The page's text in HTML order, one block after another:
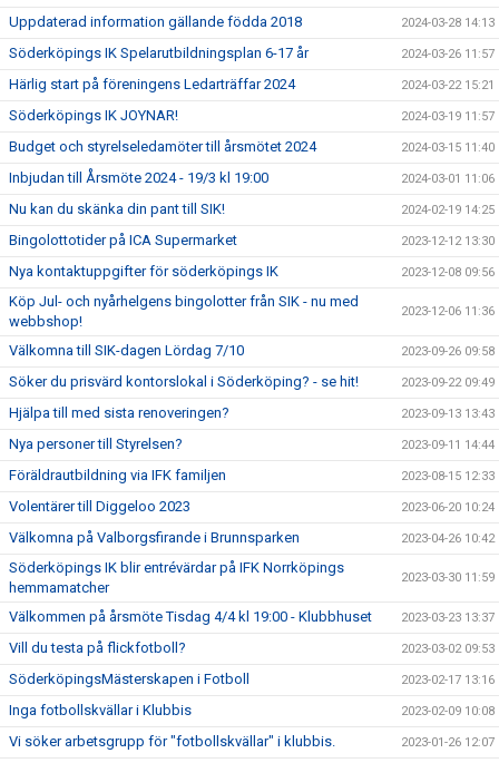
Uppdaterad information gällande födda 2018 2024-03-28 14:13
Söderköpings IK Spelarutbildningsplan 6-17 år 2024-03-26 11:57
Härlig start på föreningens Ledarträffar 2024 2024-03-22 15:21
Söderköpings IK JOYNAR! 2024-03-19 11:57
Budget och styrelseledamöter till årsmötet 2024 2024-03-15 11:40
Inbjudan till Årsmöte 2024 - 19/3 kl 19:00 2024-03-01 11:06
Nu kan du skänka din pant till SIK! 2024-02-19 14:25
Bingolottotider på ICA Supermarket 2023-12-12 13:30
Nya kontaktuppgifter för söderköpings IK 2023-12-08 09:56
Köp Jul- och nyårhelgens bingolotter från SIK - nu med
webbshop!
2023-12-06 11:36
Välkomna till SIK-dagen Lördag 7/10 2023-09-26 09:58
Söker du prisvärd kontorslokal i Söderköping? - se hit! 2023-09-22 09:49
Hjälpa till med sista renoveringen? 2023-09-13 13:43
Nya personer till Styrelsen? 2023-09-11 14:44
Föräldrautbildning via IFK familjen 2023-08-15 12:33
Volentärer till Diggeloo 2023 2023-06-20 10:24
Välkomna på Valborgsfirande i Brunnsparken 2023-04-26 10:42
Söderköpings IK blir entrévärdar på IFK Norrköpings
hemmamatcher
2023-03-30 11:59
Välkommen på årsmöte Tisdag 4/4 kl 19:00 - Klubbhuset 2023-03-23 13:37
Vill du testa på flickfotboll? 2023-03-02 09:53
SöderköpingsMästerskapen i Fotboll 2023-02-17 13:16
Inga fotbollskvällar i Klubbis 2023-02-09 10:08
Vi söker arbetsgrupp för "fotbollskvällar" i klubbis. 2023-01-26 12:07